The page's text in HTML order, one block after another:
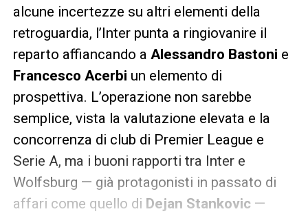
alcune incertezze su altri elementi della
retroguardia, l’Inter punta a ringiovanire il
reparto affiancando a Alessandro Bastoni e
Francesco Acerbi un elemento di
prospettiva. L’operazione non sarebbe
semplice, vista la valutazione elevata e la
concorrenza di club di Premier League e
Serie A, ma i buoni rapporti tra Inter e
Wolfsburg — già protagonisti in passato di
affari come quello di Dejan Stankovic—